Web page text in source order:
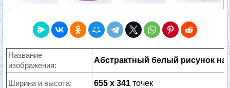
Название
изображения:
Абстрактный белый рисунок
Ширина и высота: 655 x 341 точек